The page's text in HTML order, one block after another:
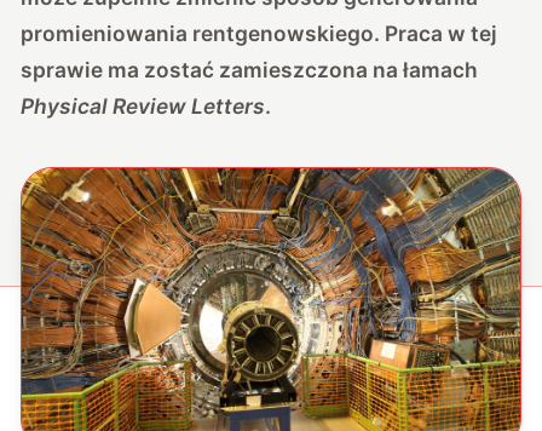
promieniowania rentgenowskiego. Praca w tej
sprawie ma zostać zamieszczona na łamach
Physical Review Letters.